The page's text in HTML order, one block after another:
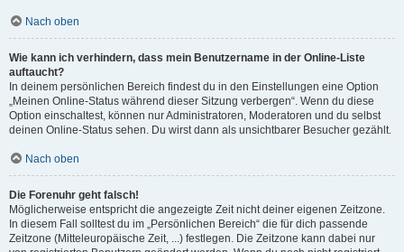
Nach oben
Wie kann ich verhindern, dass mein Benutzername in der Online-Liste
auftaucht?
In deinem persönlichen Bereich findest du in den Einstellungen eine Option
„Meinen Online-Status während dieser Sitzung verbergen“. Wenn du diese
Option einschaltest, können nur Administratoren, Moderatoren und du selbst
deinen Online-Status sehen. Du wirst dann als unsichtbarer Besucher gezählt.
Nach oben
Die Forenuhr geht falsch!
Möglicherweise entspricht die angezeigte Zeit nicht deiner eigenen Zeitzone.
In diesem Fall solltest du im „Persönlichen Bereich“ die für dich passende
Zeitzone (Mitteleuropäische Zeit, ...) festlegen. Die Zeitzone kann dabei nur